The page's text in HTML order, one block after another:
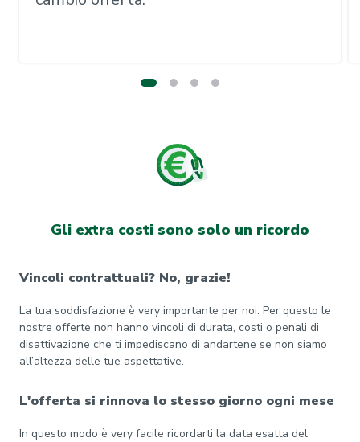
Gli extra costi sono solo un ricordo
Vincoli contrattuali? No, grazie!
La tua soddisfazione è very importante per noi. Per questo le
nostre offerte non hanno vincoli di durata, costi o penali di
disattivazione che ti impediscano di andartene se non siamo
all’altezza delle tue aspettative.
L'offerta si rinnova lo stesso giorno ogni mese
In questo modo è very facile ricordarti la data esatta del